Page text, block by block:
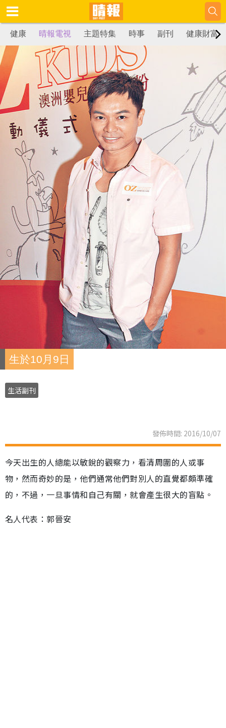
健康 晴報電視 主題特集 時事 副刊 健康財富
生於10月9日
生活副刊
發佈時間: 2016/10/07
今天出生的人總能以敏銳的觀察力，看清周圍的人或事
物，然而奇妙的是，他們通常他們對別人的直覺都頗準確
的，不過，一旦事情和自己有關，就會產生很大的盲點。
名人代表：郭晉安